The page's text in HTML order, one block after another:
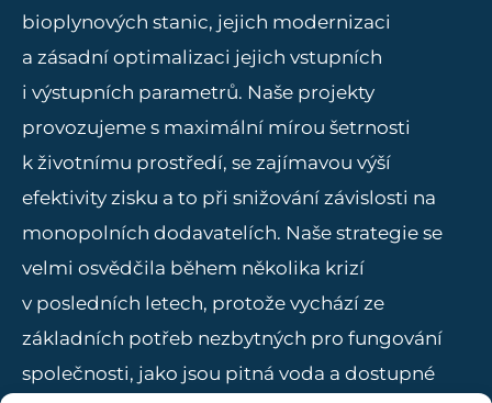
bioplynových stanic, jejich modernizaci
a zásadní optimalizaci jejich vstupních
i výstupních parametrů. Naše projekty
provozujeme s maximální mírou šetrnosti
k životnímu prostředí, se zajímavou výší
efektivity zisku a to při snižování závislosti na
monopolních dodavatelích. Naše strategie se
velmi osvědčila během několika krizí
v posledních letech, protože vychází ze
základních potřeb nezbytných pro fungování
společnosti, jako jsou pitná voda a dostupné